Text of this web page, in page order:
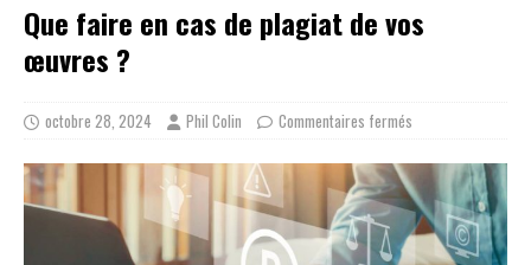
Que faire en cas de plagiat de vos
œuvres ?
octobre 28, 2024 Phil Colin Commentaires fermés